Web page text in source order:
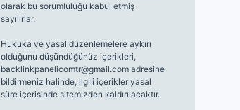
olarak bu sorumluluğu kabul etmiş
sayılırlar.
Hukuka ve yasal düzenlemelere aykırı
olduğunu düşündüğünüz içerikleri,
backlinkpanelicomtr@gmail.comadresine
bildirmeniz halinde, ilgili içerikler yasal
süre içerisinde sitemizden kaldırılacaktır.